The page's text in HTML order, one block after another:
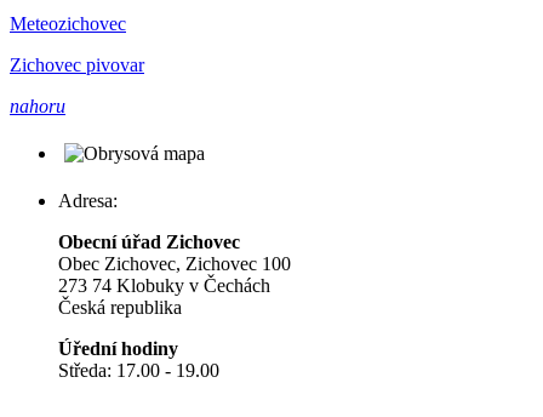
Meteozichovec
Zichovec pivovar
nahoru
Adresa:
Obecní úřad Zichovec
Obec Zichovec, Zichovec 100
273 74 Klobuky v Čechách
Česká republika
Úřední hodiny
Středa: 17.00 - 19.00